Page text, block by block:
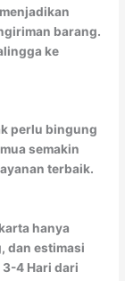
barang.
ke
perlu bingung
semakin
terbaik.
hanya
dan estimasi
4 Hari dari